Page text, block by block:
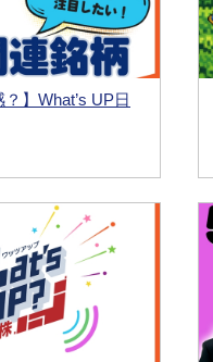
】What’s UP日